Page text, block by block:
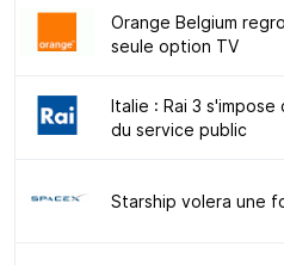
Orange Belgium
seule option TV
Italie : Rai 3
du service public
Starship volera une